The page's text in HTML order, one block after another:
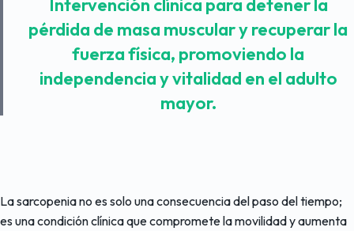
Intervención clínica para detener la
pérdida de masa muscular y recuperar la
fuerza física, promoviendo la
independencia y vitalidad en el adulto
mayor.
La sarcopenia no es solo una consecuencia del paso del tiempo;
es una condición clínica que compromete la movilidad y aumenta